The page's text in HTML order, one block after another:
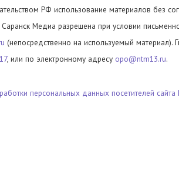
РФ использование материалов без
Медиа разрешена при условии
(непосредственно на используемый материал).
, или по электронному адресу opo@ntm13.ru.
персональных данных посетителей